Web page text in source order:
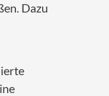
Dazu